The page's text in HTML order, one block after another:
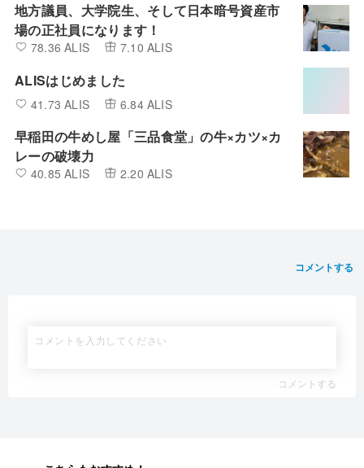
地方議員、大学院生、そして日本暗号資産市
場の正社員になります！
78.36 ALIS 7.10 ALIS
ALISはじめました
41.73 ALIS 6.84 ALIS
早稲田の牛めし屋「三品食堂」の牛×カツ×カ
レーの破壊力
40.85 ALIS 2.20 ALIS
コメントする
コメントする